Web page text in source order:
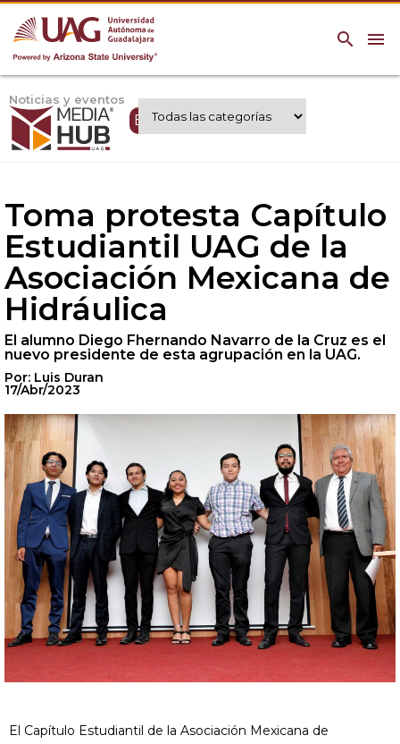
menu
search
Noticias y eventos
Expertos UAG
Toma protesta Capítulo
Estudiantil UAG de la
Asociación Mexicana de
Hidráulica
El alumno Diego Fhernando Navarro de la Cruz es el
nuevo presidente de esta agrupación en la UAG.
Por: Luis Duran
17/Abr/2023
El Capítulo Estudiantil de la Asociación Mexicana de